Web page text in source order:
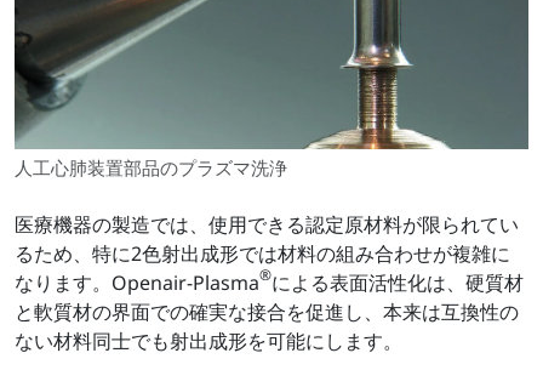
人工心肺装置部品のプラズマ洗浄
医療機器の製造では、使用できる認定原材料が限られてい
るため、特に2色射出成形では材料の組み合わせが複雑に
なります。Openair-Plasma®による表面活性化は、硬質材
と軟質材の界面での確実な接合を促進し、本来は互換性の
ない材料同士でも射出成形を可能にします。